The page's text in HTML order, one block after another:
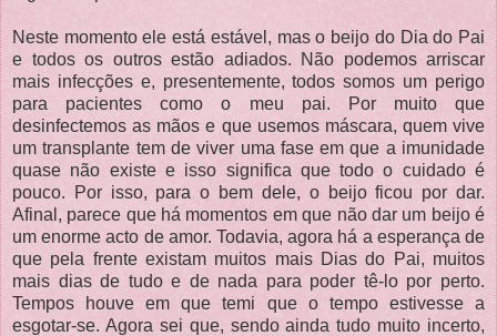
Neste momento ele está estável, mas o beijo do Dia do Pai
e todos os outros estão adiados. Não podemos arriscar
mais infecções e, presentemente, todos somos um perigo
para pacientes como o meu pai. Por muito que
desinfectemos as mãos e que usemos máscara, quem vive
um transplante tem de viver uma fase em que a imunidade
quase não existe e isso significa que todo o cuidado é
pouco. Por isso, para o bem dele, o beijo ficou por dar.
Afinal, parece que há momentos em que não dar um beijo é
um enorme acto de amor. Todavia, agora há a esperança de
que pela frente existam muitos mais Dias do Pai, muitos
mais dias de tudo e de nada para poder tê-lo por perto.
Tempos houve em que temi que o tempo estivesse a
esgotar-se. Agora sei que, sendo ainda tudo muito incerto,